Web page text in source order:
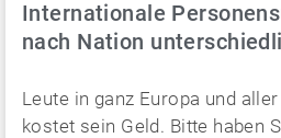
Internationale
nach Nation
Leute in ganz Europa und
kostet sein Geld. Bitte haben